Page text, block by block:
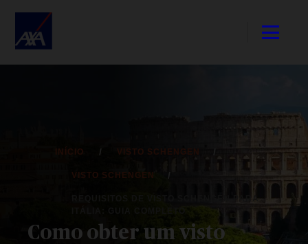
INÍCIO VISTO SCHENGEN
VISTO SCHENGEN
REQUISITOS DE VISTO SCHENGEN PARA
Como obter um visto